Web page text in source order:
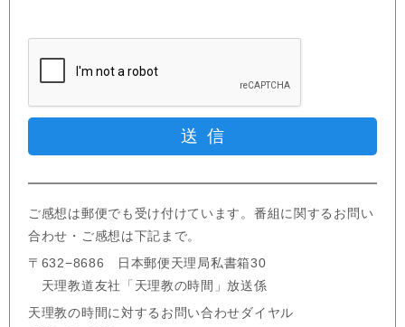
ご感想は郵便でも受け付けています。番組に関するお問い
合わせ・ご感想は下記まで。
〒632−8686 日本郵便天理局私書箱30
天理教道友社「天理教の時間」放送係
天理教の時間に対するお問い合わせダイヤル